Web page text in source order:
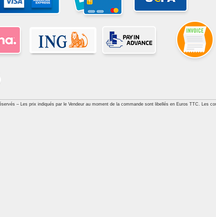
– Les prix indiqués par le Vendeur au moment de la commande sont libellés en Euros TTC. Les